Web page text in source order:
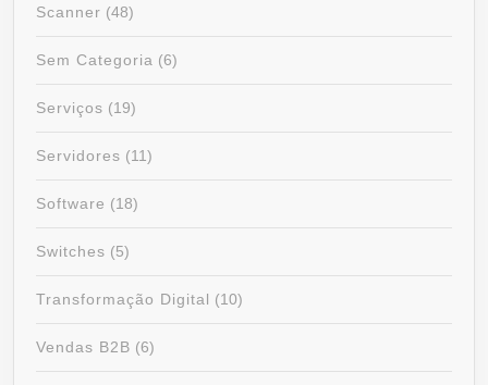
Scanner (48)
Sem Categoria (6)
Serviços (19)
Servidores (11)
Software (18)
Switches (5)
Transformação Digital (10)
Vendas B2B (6)